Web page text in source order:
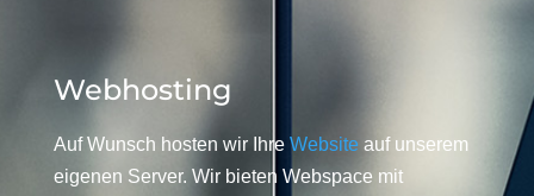
Webhosting
Auf Wunsch hosten wir Ihre Website auf unserem
eigenen Server. Wir bieten Webspace mit